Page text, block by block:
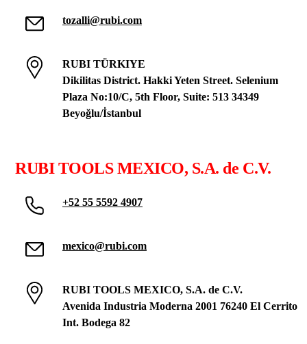
tozalli@rubi.com
RUBI TÜRKIYE
Dikilitas District. Hakki Yeten Street. Selenium
Plaza No:10/C, 5th Floor, Suite: 513 34349
Beyoğlu/İstanbul
RUBI TOOLS MEXICO, S.A. de C.V.
+52 55 5592 4907
mexico@rubi.com
RUBI TOOLS MEXICO, S.A. de C.V.
Avenida Industria Moderna 2001 76240 El Cerrito
Int. Bodega 82